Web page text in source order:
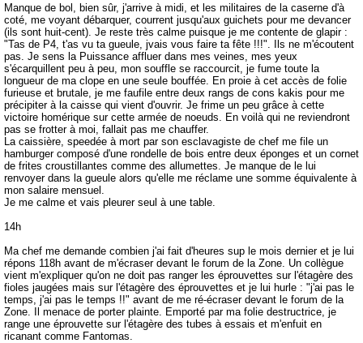
Manque de bol, bien sûr, j'arrive à midi, et les militaires de la caserne d'à
coté, me voyant débarquer, courrent jusqu'aux guichets pour me devancer
(ils sont huit-cent). Je reste très calme puisque je me contente de glapir :
"Tas de P4, t'as vu ta gueule, jvais vous faire ta fête !!!". Ils ne m'écoutent
pas. Je sens la Puissance affluer dans mes veines, mes yeux
s'écarquillent peu à peu, mon souffle se raccourcit, je fume toute la
longueur de ma clope en une seule bouffée. En proie à cet accès de folie
furieuse et brutale, je me faufile entre deux rangs de cons kakis pour me
précipiter à la caisse qui vient d'ouvrir. Je frime un peu grâce à cette
victoire homérique sur cette armée de noeuds. En voilà qui ne reviendront
pas se frotter à moi, fallait pas me chauffer.
La caissière, speedée à mort par son esclavagiste de chef me file un
hamburger composé d'une rondelle de bois entre deux éponges et un cornet
de frites croustillantes comme des allumettes. Je manque de le lui
renvoyer dans la gueule alors qu'elle me réclame une somme équivalente à
mon salaire mensuel.
Je me calme et vais pleurer seul à une table.
14h
Ma chef me demande combien j'ai fait d'heures sup le mois dernier et je lui
répons 118h avant de m'écraser devant le forum de la Zone. Un collègue
vient m'expliquer qu'on ne doit pas ranger les éprouvettes sur l'étagère des
fioles jaugées mais sur l'étagère des éprouvettes et je lui hurle : "j'ai pas le
temps, j'ai pas le temps !!" avant de me ré-écraser devant le forum de la
Zone. Il menace de porter plainte. Emporté par ma folie destructrice, je
range une éprouvette sur l'étagère des tubes à essais et m'enfuit en
ricanant comme Fantomas.